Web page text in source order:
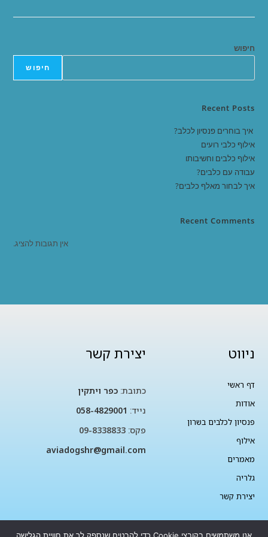
חיפוש
חיפוש
Recent Posts
איך בוחרים פנסיון לכלב?
אילוף כלבי רועים
אילוף כלבים וחשיבותו
עבודה עם כלבים?
איך לבחור מאלף כלבים?
Recent Comments
אין תגובות להציג.
ניווט
דף ראשי
אודות
פנסיון לכלבים בשרון
אילוף
מאמרים
גלריה
יצירת קשר
יצירת קשר
כתובת: כפר ויתקין
נייד: 058-4829001
פקס:
aviadogshr@gmail.com